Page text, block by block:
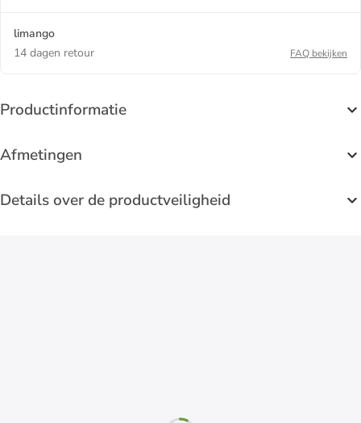
limango
14 dagen retour
FAQ bekijken
Productinformatie
Afmetingen
Details over de productveiligheid